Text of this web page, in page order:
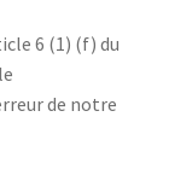
6 (1) (f) du
de notre